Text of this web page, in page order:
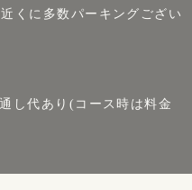
くに多数パーキングござい
し代あり(コース時は料金